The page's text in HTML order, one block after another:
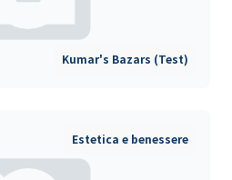
Kumar's Bazars (Test)
Estetica e benessere